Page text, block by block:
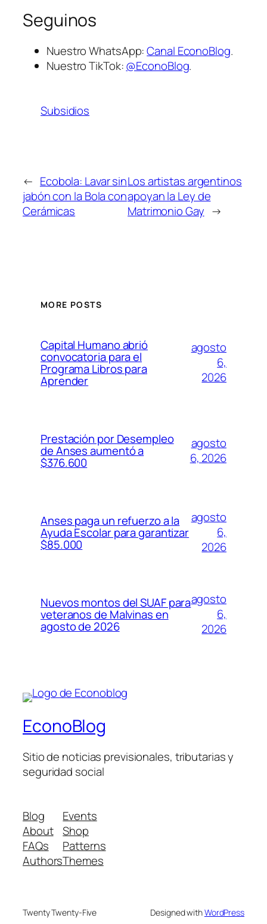
Seguinos
Nuestro WhatsApp:Canal EconoBlog.
Nuestro TikTok:@EconoBlog.
Subsidios
← Ecobola: Lavar sin
jabón con la Bola con
Cerámicas
Los artistas argentinos
apoyan la Ley de
Matrimonio Gay →
MORE POSTS
Capital Humano abrió
convocatoria para el
Programa Libros para
Aprender
agosto
6,
2026
Prestación por Desempleo
de Anses aumentó a
$376.600
agosto
6, 2026
Anses paga un refuerzo a la
Ayuda Escolar para garantizar
$85.000
agosto
6,
2026
Nuevos montos del SUAF para
veteranos de Malvinas en
agosto de 2026
agosto
6,
2026
EconoBlog
Sitio de noticias previsionales, tributarias y
seguridad social
Blog
About
FAQs
Authors
Events
Shop
Patterns
Themes
Twenty Twenty-Five Designed withWordPress